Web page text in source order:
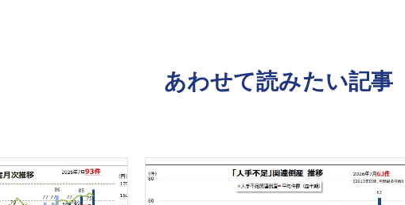
あわせて読みたい記事